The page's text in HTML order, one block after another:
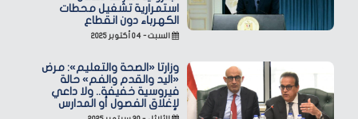
استمرارية تشغيل محطات
الكهرباء دون انقطاع
السبت - ٠٤ أكتوبر ٢٠٢٥
وزارتا «الصحة والتعليم»: مرض
«اليد والقدم والفم» حالة
فيروسية خفيفة.. ولا داعي
لإغلاق الفصول أو المدارس